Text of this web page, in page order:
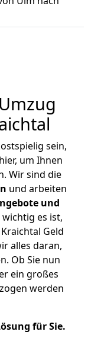
sein,
um Ihnen
Wir sind die
und arbeiten
und
es ist,
Geld
alles daran,
Ob Sie nun
ein großes
werden
für Sie.